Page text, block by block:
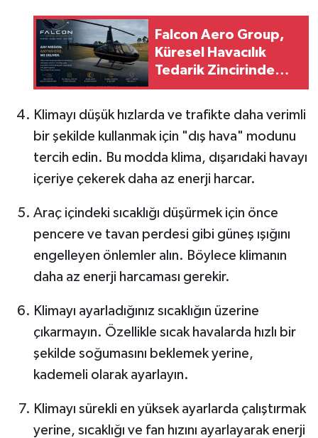
Falcon Aero Group,
Küresel Havacılık
Tedarik Zincirinde
Türkiye’den Dünyaya
Klimayı düşük hızlarda ve trafikte daha verimli
bir şekilde kullanmak için "dış hava" modunu
tercih edin. Bu modda klima, dışarıdaki havayı
içeriye çekerek daha az enerji harcar.
Araç içindeki sıcaklığı düşürmek için önce
pencere ve tavan perdesi gibi güneş ışığını
engelleyen önlemler alın. Böylece klimanın
daha az enerji harcaması gerekir.
Klimayı ayarladığınız sıcaklığın üzerine
çıkarmayın. Özellikle sıcak havalarda hızlı bir
şekilde soğumasını beklemek yerine,
kademeli olarak ayarlayın.
Klimayı sürekli en yüksek ayarlarda çalıştırmak
yerine, sıcaklığı ve fan hızını ayarlayarak enerji